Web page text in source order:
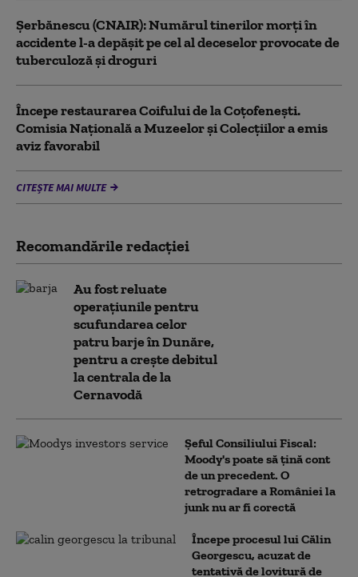
Şerbănescu (CNAIR): Numărul tinerilor morţi în
accidente l-a depăşit pe cel al deceselor provocate de
tuberculoză şi droguri
Începe restaurarea Coifului de la Coțofenești.
Comisia Naţională a Muzeelor şi Colecţiilor a emis
aviz favorabil
CITEȘTE MAI MULTE
Recomandările redacţiei
Au fost reluate
operațiunile pentru
scufundarea celor
patru barje în Dunăre,
pentru a crește debitul
la centrala de la
Cernavodă
Șeful Consiliului Fiscal:
Moody's poate să țină cont
de un precedent. O
retrogradare a României la
junk nu ar fi corectă
Începe procesul lui Călin
Georgescu, acuzat de
tentativă de lovitură de